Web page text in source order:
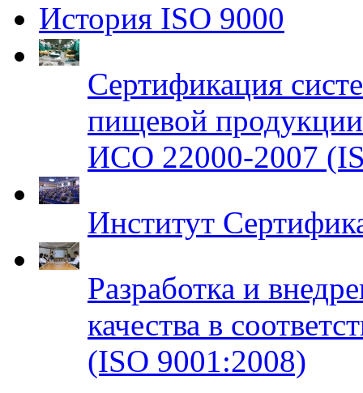
История ISO 9000
Сертификация
пищевой
ИСО 22000-2007
Институт
Разработка и
качества в
(ISO 9001:2008)